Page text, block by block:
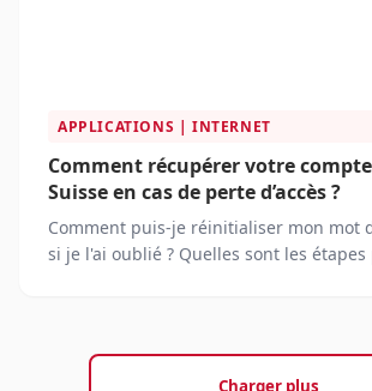
APPLICATIONS | INTERNET
Comment récupérer votre
Suisse en cas de perte d’accès ?
Comment puis-je réinitialiser mon mot
si je l'ai oublié ? Quelles sont les
Charger plus